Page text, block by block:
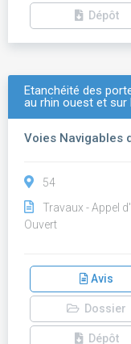
Dépôt
Etanchéité des
au rhin ouest et sur
Voies Navigables
54
Travaux - Appel
Ouvert
Avis
Dossier
Dépôt